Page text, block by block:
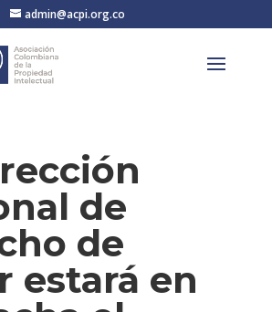
admin@acpi.org.co
de
de
estará en